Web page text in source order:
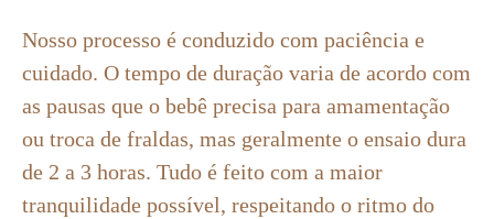
Nosso processo é conduzido com paciência e
cuidado. O tempo de duração varia de acordo com
as pausas que o bebê precisa para amamentação
ou troca de fraldas, mas geralmente o ensaio dura
de 2 a 3 horas. Tudo é feito com a maior
tranquilidade possível, respeitando o ritmo do